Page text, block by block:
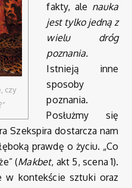
czy
fakty, ale nauka
jest tylko jedną z
wielu dróg
poznania.
Istnieją inne
sposoby
poznania.
Posłużmy się
Szekspira dostarcza nam
prawdę o życiu. „Co
(Makbet, akt 5, scena 1).
w kontekście sztuki oraz